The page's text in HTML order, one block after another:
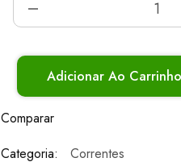
Adicionar Ao
Comparar
Categoria:
Correntes